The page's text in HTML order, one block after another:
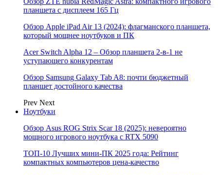
планшета с дисплеем 165 Гц
Обзор Apple iPad Air 13 (2024): флагманского планшета,
который мощнее ноутбуков и ПК
Acer Switch Alpha 12 – Обзор планшета 2-в-1 не
уступающего конкурентам
Обзор Samsung Galaxy Tab A8: почти бюджетный
планшет достойного качества
Prev Next
Ноутбуки
Обзор Asus ROG Strix Scar 18 (2025): невероятно
мощного игрового ноутбука с RTX 5090
ТОП-10 Лучших мини-ПК 2025 года: Рейтинг
компактных компьютеров цена-качество